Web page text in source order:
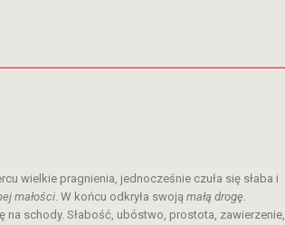
wielkie pragnienia, jednocześnie czuła się słaba i
małości. W końcu odkryła swoją małą drogę.
na schody. Słabość, ubóstwo, prostota, zawierzenie,